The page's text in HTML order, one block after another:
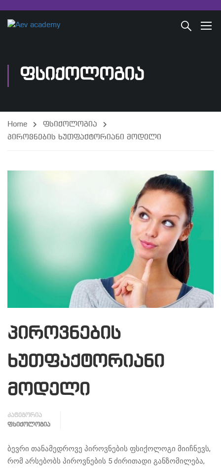
ᲤᲡᲘᲥᲝᲚᲝᲒᲘᲐ
Home
ფსიქოლოგია
პიროვნების ხუთფაქტორიანი მოდელი
პიროვნების
ხუთფაქტორიანი
მოდელი
კატეგორია
ᲤᲡᲘᲥᲝᲚᲝᲒᲘᲐ
ბევრი თანამედროვე პიროვნების ფსიქოლოგი მიიჩნევს,
რომ არსებობს პიროვნების 5 ძირითადი განზომილება,